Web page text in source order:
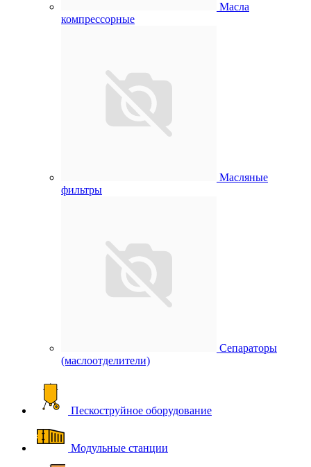
Масла
компрессорные
Масляные
фильтры
Сепараторы
(маслоотделители)
Пескоструйное оборудование
Модульные станции